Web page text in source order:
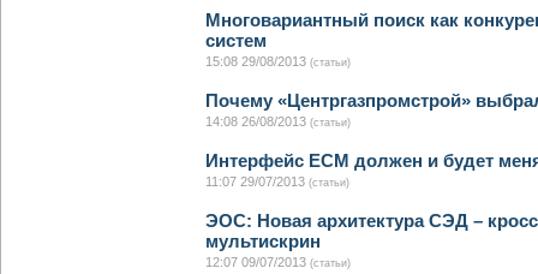
Многовариантный поиск как
систем
15:08 29/08/2013 (статьи)
Почему «Центргазпромстрой»
14:08 26/08/2013 (статьи)
Интерфейс ECM должен и будет
11:07 29/07/2013 (статьи)
ЭОС: Новая архитектура СЭД –
мультискрин
12:07 09/07/2013 (статьи)